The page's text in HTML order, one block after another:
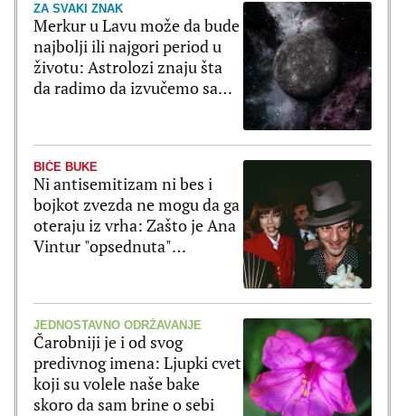
ZA SVAKI ZNAK
Merkur u Lavu može da bude
najbolji ili najgori period u
životu: Astrolozi znaju šta
da radimo da izvučemo samo
BIĆE BUKE
Ni antisemitizam ni bes i
bojkot zvezda ne mogu da ga
oteraju iz vrha: Zašto je Ana
Vintur "opsednuta"
JEDNOSTAVNO ODRŽAVANJE
Čarobniji je i od svog
predivnog imena: Ljupki cvet
koji su volele naše bake
skoro da sam brine o sebi